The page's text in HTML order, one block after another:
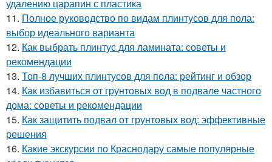
удалению царапин с пластика
11. Полное руководство по видам плинтусов для пола:
выбор идеального варианта
12. Как выбрать плинтус для ламината: советы и
рекомендации
13. Топ-8 лучших плинтусов для пола: рейтинг и обзор
14. Как избавиться от грунтовых вод в подвале частного
дома: советы и рекомендации
15. Как защитить подвал от грунтовых вод: эффективные
решения
16. Какие экскурсии по Краснодару самые популярные